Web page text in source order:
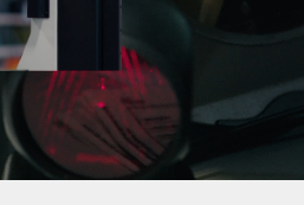
News
Kategorien